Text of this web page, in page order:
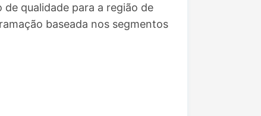
qualidade para a região de
baseada nos segmentos